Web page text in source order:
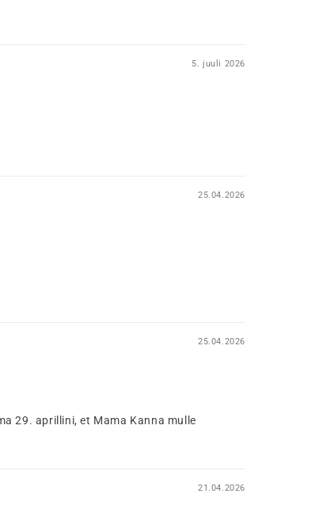
5. juuli 2026
25.04.2026
25.04.2026
29. aprillini, et Mama Kanna mulle
21.04.2026